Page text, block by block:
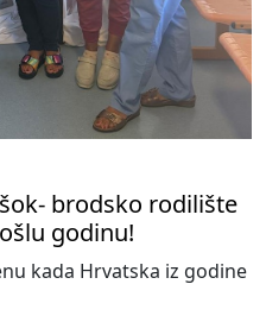
brodsko rodilište
godinu!
kada Hrvatska iz godine